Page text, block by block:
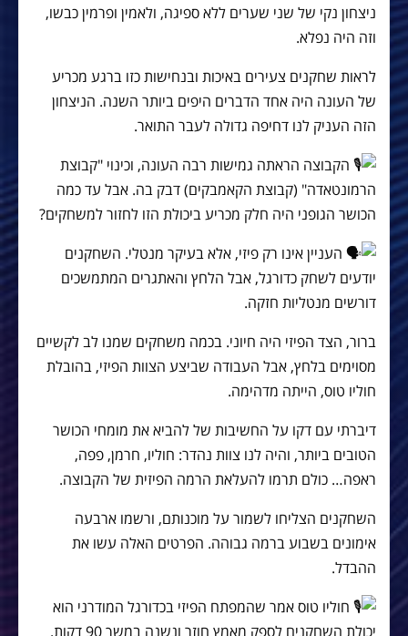
ניצחון נקי של שני שערים ללא ספיגה, ולאמין ופרמין כבשו,
וזה היה נפלא.
לראות שחקנים צעירים באיכות ובנחישות כזו ברגע מכריע
של העונה היה אחד הדברים היפים ביותר השנה. הניצחון
הזה העניק לנו דחיפה גדולה לעבר התואר.
הקבוצה הראתה גמישות רבה העונה, וכינוי "קבוצת
הרמונטאדה" (קבוצת הקאמבקים) דבק בה. אבל עד כמה
הכושר הגופני היה חלק מכריע ביכולת הזו לחזור למשחקים?
העניין אינו רק פיזי, אלא בעיקר מנטלי. השחקנים
יודעים לשחק כדורגל, אבל הלחץ והאתגרים המתמשכים
דורשים מנטליות חזקה.
ברור, הצד הפיזי היה חיוני. בכמה משחקים שמנו לב לקשיים
מסוימים בלחץ, אבל העבודה שביצע הצוות הפיזי, בהובלת
חוליו טוס, הייתה מדהימה.
דיברתי עם דקו על החשיבות של להביא את מומחי הכושר
הטובים ביותר, והיה לנו צוות נהדר: חוליו, חרמן, פפה,
ראפה… כולם תרמו להעלאת הרמה הפיזית של הקבוצה.
השחקנים הצליחו לשמור על מוכנותם, ורשמו ארבעה
אימונים בשבוע ברמה גבוהה. הפרטים האלה עשו את
ההבדל.
חוליו טוס אמר שהמפתח הפיזי בכדורגל המודרני הוא
יכולת השחקנים לספק מאמץ חוזר ונשנה במשך 90 דקות.